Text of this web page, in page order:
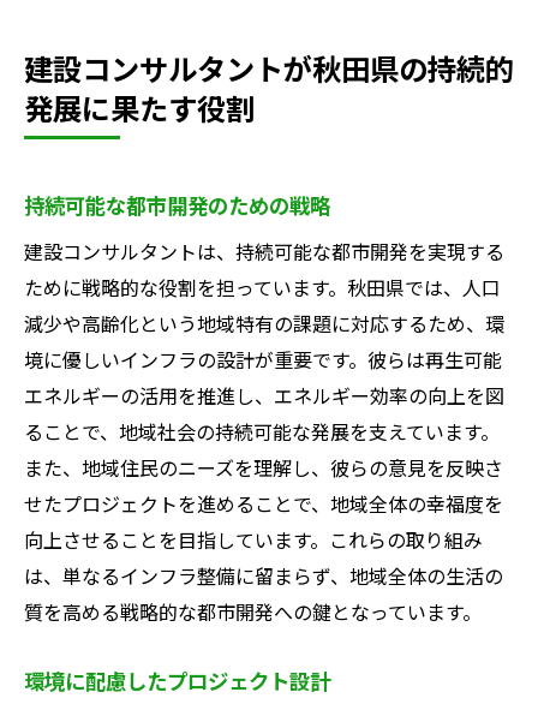
建設コンサルタントが秋田県の持続的
発展に果たす役割
持続可能な都市開発のための戦略
建設コンサルタントは、持続可能な都市開発を実現する
ために戦略的な役割を担っています。秋田県では、人口
減少や高齢化という地域特有の課題に対応するため、環
境に優しいインフラの設計が重要です。彼らは再生可能
エネルギーの活用を推進し、エネルギー効率の向上を図
ることで、地域社会の持続可能な発展を支えています。
また、地域住民のニーズを理解し、彼らの意見を反映さ
せたプロジェクトを進めることで、地域全体の幸福度を
向上させることを目指しています。これらの取り組み
は、単なるインフラ整備に留まらず、地域全体の生活の
質を高める戦略的な都市開発への鍵となっています。
環境に配慮したプロジェクト設計